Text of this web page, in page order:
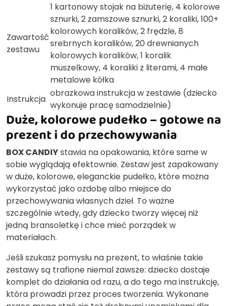
Zawartość
zestawu
1 kartonowy stojak na biżuterię, 4 kolorowe
sznurki, 2 zamszowe sznurki, 2 koraliki, 100+
kolorowych koralików, 2 frędzle, 8
srebrnych koralików, 20 drewnianych
kolorowych koralików, 1 koralik
muszelkowy, 4 koraliki z literami, 4 małe
metalowe kółka
Instrukcja
obrazkowa instrukcja w zestawie (dziecko
wykonuje pracę samodzielnie)
Duże, kolorowe pudełko – gotowe na
prezent i do przechowywania
BOX CANDIYstawia na opakowania, które same w
sobie wyglądają efektownie. Zestaw jest zapakowany
w duże, kolorowe, eleganckie pudełko, które można
wykorzystać jako ozdobę albo miejsce do
przechowywania własnych dzieł. To ważne
szczególnie wtedy, gdy dziecko tworzy więcej niż
jedną bransoletkę i chce mieć porządek w
materiałach.
Jeśli szukasz pomysłu na prezent, to właśnie takie
zestawy są trafione niemal zawsze: dziecko dostaje
komplet do działania od razu, a do tego ma instrukcję,
która prowadzi przez proces tworzenia. Wykonane